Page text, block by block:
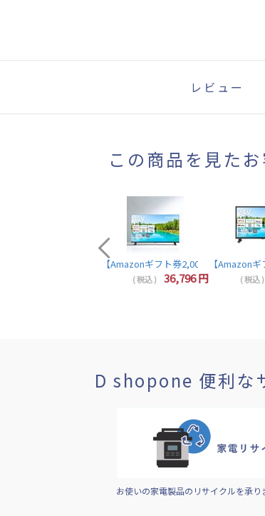
レビュー
この商品を見た
【Amazonギフト券2,000円分プレゼ
( 税込 ) 36,796円 ( 税込 )
D shopone 便利な
お使いの家電製品のリサイクルを承り